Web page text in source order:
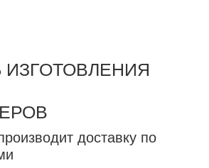
доставку по